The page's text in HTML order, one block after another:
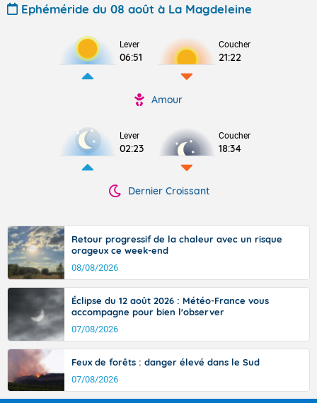
Ephéméride du 08 août à La Magdeleine
Lever
06:51
Coucher
21:22
Amour
Lever
02:23
Coucher
18:34
Dernier Croissant
Retour progressif de la chaleur avec un risque
orageux ce week-end
08/08/2026
Éclipse du 12 août 2026 : Météo-France vous
accompagne pour bien l'observer
07/08/2026
Feux de forêts : danger élevé dans le Sud
07/08/2026